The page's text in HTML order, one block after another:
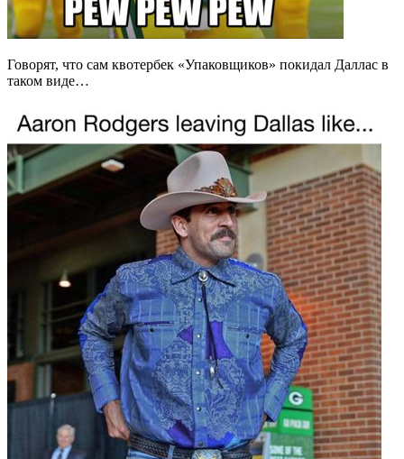
Говорят, что сам квотербек «Упаковщиков» покидал Даллас в
таком виде…